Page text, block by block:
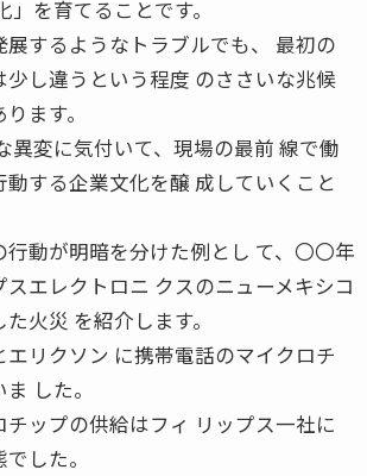
」を育てることです。
するようなトラブルでも、 最初の
し違うという程度 のささいな兆候
ます。
異変に気付いて、現場の最前 線で働
動する企業文化を醸 成していくこと
動が明暗を分けた例とし て、〇〇年
エレクトロニ クスのニューメキシコ
火災 を紹介します。
リクソン に携帯電話のマイクロチ
した。
ップの供給はフィ リップス一社に
した。